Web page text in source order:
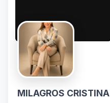
MILAGROS CRISTINA